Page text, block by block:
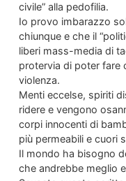
civile” alla pedofilia.
Io provo imbarazzo
chiunque e che il
liberi mass-media di
protervia di poter fare
violenza.
Menti eccelse, spiriti
ridere e vengono
corpi innocenti di
più permeabili e cuori
Il mondo ha bisogno
che andrebbe meglio